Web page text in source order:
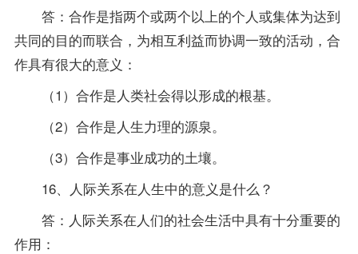
答：合作是指两个或两个以上的个人或集体为达到
共同的目的而联合，为相互利益而协调一致的活动，合
作具有很大的意义：
（1）合作是人类社会得以形成的根基。
（2）合作是人生力理的源泉。
（3）合作是事业成功的土壤。
16、人际关系在人生中的意义是什么？
答：人际关系在人们的社会生活中具有十分重要的
作用：